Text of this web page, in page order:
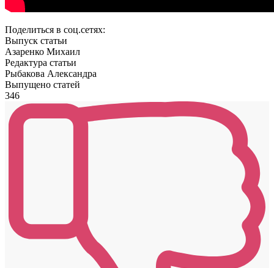
Поделиться в соц.сетях:
Выпуск статьи
Азаренко Михаил
Редактура статьи
Рыбакова Александра
Выпущено статей
346